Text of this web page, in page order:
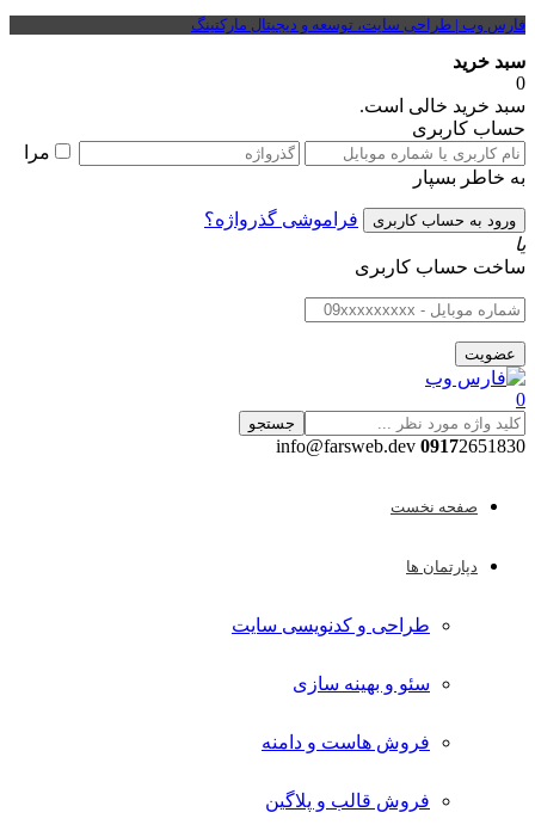
فارس وب | طراحی سایت، توسعه و دیجیتال مارکتینگ
سبد خرید
0
سبد خرید خالی است.
حساب کاربری
مرا
به خاطر بسپار
فراموشی گذرواژه؟
یا
ساخت حساب کاربری
0
جستجو
09172651830 info@farsweb.dev
صفحه نخست
دپارتمان ها
طراحی و کدنویسی سایت
سئو و بهینه سازی
فروش هاست و دامنه
فروش قالب و پلاگین